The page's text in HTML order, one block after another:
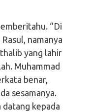
“Di
namanya
yang lahir
Muhammad
benar,
sesamanya.
datang kepada